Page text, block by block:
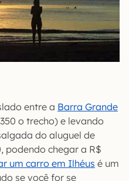
entre a Barra Grande
o trecho) e levando
do aluguel de
podendo chegar a R$
um carro em Ilhéus é um
se você for se